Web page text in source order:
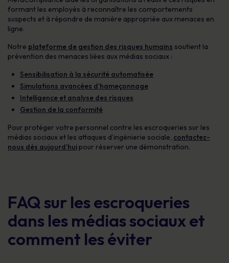
formant les employés à reconnaître les comportements
suspects et à répondre de manière appropriée aux menaces en
ligne.
Notre plateforme de gestion des risques humains soutient la
prévention des menaces liées aux médias sociaux :
Sensibilisation à la sécurité automatisée
Simulations avancées d’hameçonnage
Intelligence et analyse des risques
Gestion de la conformité
Pour protéger votre personnel contre les escroqueries sur les
médias sociaux et les attaques d’ingénierie sociale, contactez-
nous dès aujourd’huipour réserver une démonstration.
FAQ sur les escroqueries
dans les médias sociaux et
comment les éviter